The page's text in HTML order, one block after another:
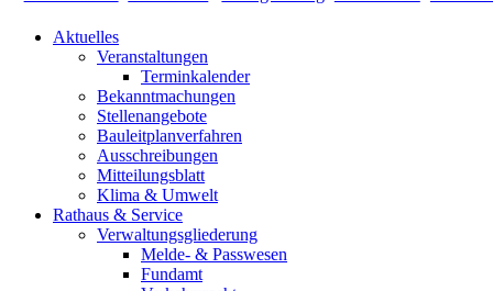
Aktuelles
Veranstaltungen
Terminkalender
Bekanntmachungen
Stellenangebote
Bauleitplanverfahren
Ausschreibungen
Mitteilungsblatt
Klima & Umwelt
Rathaus & Service
Verwaltungsgliederung
Melde- & Passwesen
Fundamt